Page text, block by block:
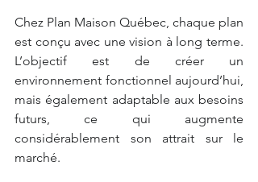
Chez Plan Maison Québec, chaque plan
est conçu avec une vision à long terme.
L’objectif est de créer un
environnement fonctionnel aujourd’hui,
mais également adaptable aux besoins
futurs, ce qui augmente
considérablement son attrait sur le
marché.